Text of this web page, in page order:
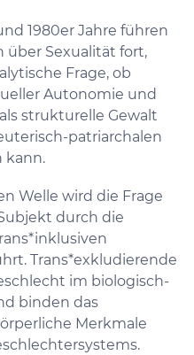
1980er Jahre führen
über Sexualität fort,
Frage, ob
Autonomie und
strukturelle Gewalt
patriarchalen
kann.
Welle wird die Frage
durch die
Trans*exkludierende
im biologisch-
binden das
Merkmale